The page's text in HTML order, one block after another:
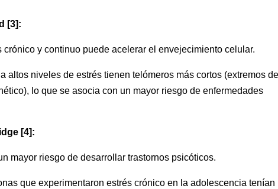
[3]:
y continuo puede acelerar el envejecimiento celular.
altos niveles de estrés tienen telómeros más cortos (extremos
lo que se asocia con un mayor riesgo de enfermedades
[4]:
mayor riesgo de desarrollar trastornos psicóticos.
que experimentaron estrés crónico en la adolescencia tenían